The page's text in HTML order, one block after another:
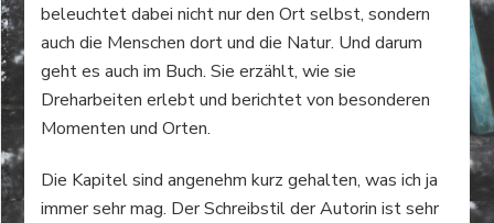
beleuchtet dabei nicht nur den Ort selbst, sondern
auch die Menschen dort und die Natur. Und darum
geht es auch im Buch. Sie erzählt, wie sie
Dreharbeiten erlebt und berichtet von besonderen
Momenten und Orten.
Die Kapitel sind angenehm kurz gehalten, was ich ja
immer sehr mag. Der Schreibstil der Autorin ist sehr